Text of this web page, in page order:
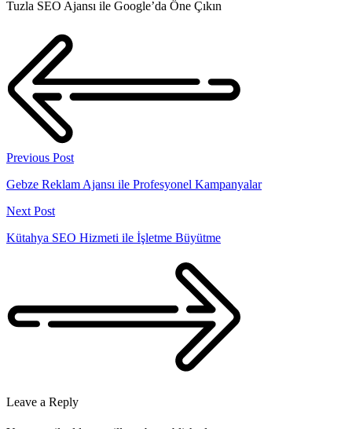
Tuzla SEO Ajansı ile Google’da Öne Çıkın
Previous Post
Gebze Reklam Ajansı ile Profesyonel Kampanyalar
Next Post
Kütahya SEO Hizmeti ile İşletme Büyütme
Leave a Reply